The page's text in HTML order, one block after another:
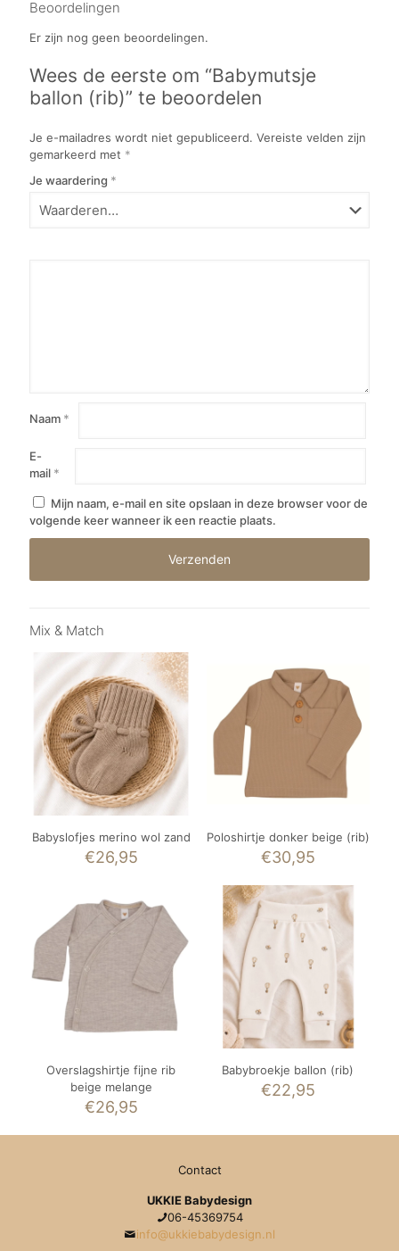
Beoordelingen
Er zijn nog geen beoordelingen.
Wees de eerste om “Babymutsje
ballon (rib)” te beoordelen
Je e-mailadres wordt niet gepubliceerd. Vereiste velden zijn
gemarkeerd met *
Je waardering *
Naam *
E-
mail *
Mijn naam, e-mail en site opslaan in deze browser voor de
volgende keer wanneer ik een reactie plaats.
Mix & Match
Babyslofjes merino wol zand
€26,95
Poloshirtje donker beige (rib)
€30,95
Overslagshirtje fijne rib
beige melange
€26,95
Babybroekje ballon (rib)
€22,95
Contact
UKKIE Babydesign
06-45369754
info@ukkiebabydesign.nl